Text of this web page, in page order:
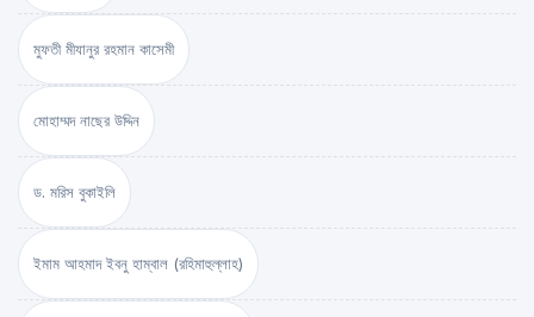
মুফতী মীযানুর রহমান কাসেমী
মোহাম্মদ নাছের উদ্দিন
ড. মরিস বুকাইলি
ইমাম আহমাদ ইবনু হাম্বাল (রহিমাহুল্লাহ)